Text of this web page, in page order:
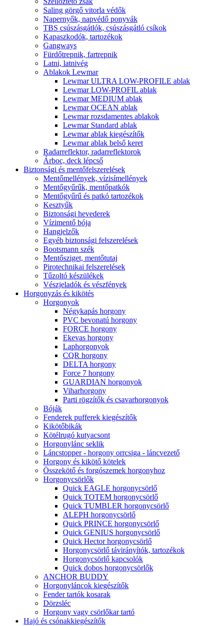
Saling görgő vitorla védők
Napernyők, napvédő ponyvák
TBS csúszásgátlók, csúszásgátló csíkok
Kapaszkodók, tartozékok
Gangways
Fürdőtrepnik, fartrepnik
Latni, latnivég
Ablakok Lewmar
Lewmar ULTRA LOW-PROFILE ablak
Lewmar LOW-PROFIL ablak
Lewmar MEDIUM ablak
Lewmar OCEAN ablak
Lewmar rozsdamentes ablakok
Lewmar Standard ablak
Lewmar ablak kiegészítők
Lewmar ablak belső keret
Radarreflektor, radarreflektorok
Árboc, deck lépcső
Biztonsági és mentőfelszerelések
Mentőmellények, vízisímellények
Mentőgyűrűk, mentőpatkók
Mentőgyűrű és patkó tartozékok
Kesztyűk
Biztonsági hevederek
Vízimentő bója
Hangjelzők
Egyéb biztonsági felszerelések
Bootsmann szék
Mentősziget, mentőtutaj
Pirotechnikai felszerelések
Tűzoltó készülékek
Vészjeladók és vészfények
Horgonyzás és kikötés
Horgonyok
Négykapás horgony
PVC bevonatú horgony
FORCE horgony
Ekevas horgony
Laphorgonyok
CQR horgony
DELTA horgony
Force 7 horgony
GUARDIAN horgonyok
Viharhorgony
Parti rögzítők és csavarhorgonyok
Bóják
Fenderek pufferek kiegészítők
Kikötőbikák
Kötélrugó kutyacsont
Horgonylánc seklik
Láncstopper - horgony orrcsiga - láncvezető
Horgony és kikötő kötelek
Összekötő és forgószemek horgonyhoz
Horgonycsörlők
Quick EAGLE horgonycsörlő
Quick TOTEM horgonycsörlő
Quick TUMBLER horgonycsörlő
ALEPH horgonycsörlő
Quick PRINCE horgonycsörlő
Quick GENIUS horgonycsörlő
Quick Hector horgonycsörlő
Horgonycsörlő távirányítók, tartozékok
Horgonycsörlő kapcsolók
Quick dobos horgonycsörlők
ANCHOR BUDDY
Horgonyláncok kiegészítők
Fender tartók kosarak
Dörzsléc
Horgony vagy csörlőkar tartó
Hajó és csónakkiegészítők